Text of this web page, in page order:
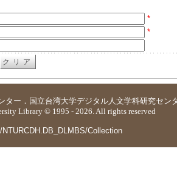
*
*
ター ． 国立台湾大学デジタル人文学科研究セン
Library © 1995 - 2026. All rights reserved
NTURCDH.DB_DLMBS/Collection